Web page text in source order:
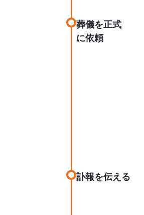
葬儀を正式
に依頼
訃報を伝える